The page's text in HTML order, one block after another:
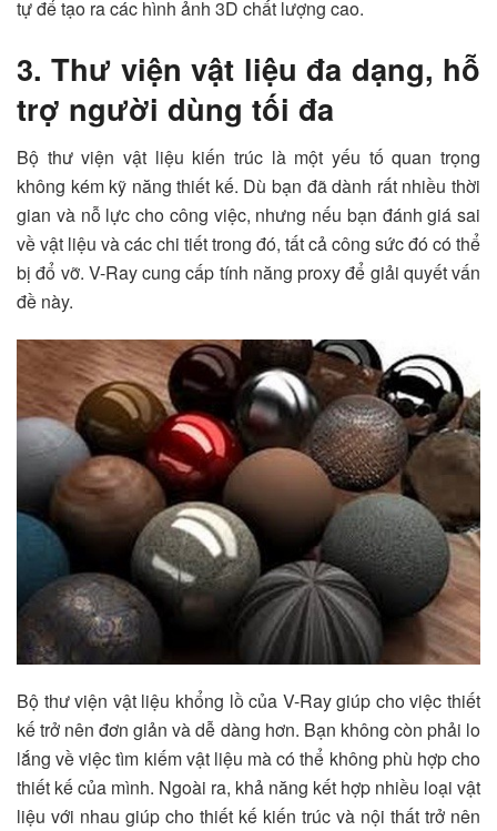
tự để tạo ra các hình ảnh 3D chất lượng cao.
3. Thư viện vật liệu đa dạng, hỗ
trợ người dùng tối đa
Bộ thư viện vật liệu kiến trúc là một yếu tố quan trọng
không kém kỹ năng thiết kế. Dù bạn đã dành rất nhiều thời
gian và nỗ lực cho công việc, nhưng nếu bạn đánh giá sai
về vật liệu và các chi tiết trong đó, tất cả công sức đó có thể
bị đổ vỡ. V-Ray cung cấp tính năng proxy để giải quyết vấn
đề này.
Bộ thư viện vật liệu khổng lồ của V-Ray giúp cho việc thiết
kế trở nên đơn giản và dễ dàng hơn. Bạn không còn phải lo
lắng về việc tìm kiếm vật liệu mà có thể không phù hợp cho
thiết kế của mình. Ngoài ra, khả năng kết hợp nhiều loại vật
liệu với nhau giúp cho thiết kế kiến trúc và nội thất trở nên